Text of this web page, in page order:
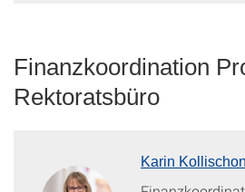
Finanzkoordination
Rektoratsbüro
Karin Kollischon